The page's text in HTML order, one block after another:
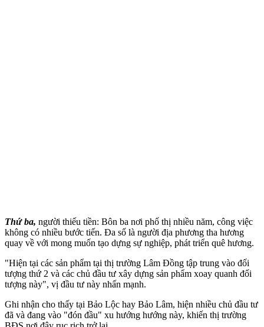
Thứ ba, người thiếu tiền: Bôn ba nơi phố thị nhiều năm, công việc
không có nhiều bước tiến. Đa số là người địa phương tha hương
quay về với mong muốn tạo dựng sự nghiệp, phát triển quê hương.
"Hiện tại các sản phẩm tại thị trường Lâm Đồng tập trung vào đối
tượng thứ 2 và các chủ đầu tư xây dựng sản phẩm xoay quanh đối
tượng này", vị đầu tư này nhấn mạnh.
Ghi nhận cho thấy tại Bảo Lộc hay Bảo Lâm, hiện nhiều chủ đầu tư
đã và đang vào "đón đầu" xu hướng hướng này, khiến thị trường